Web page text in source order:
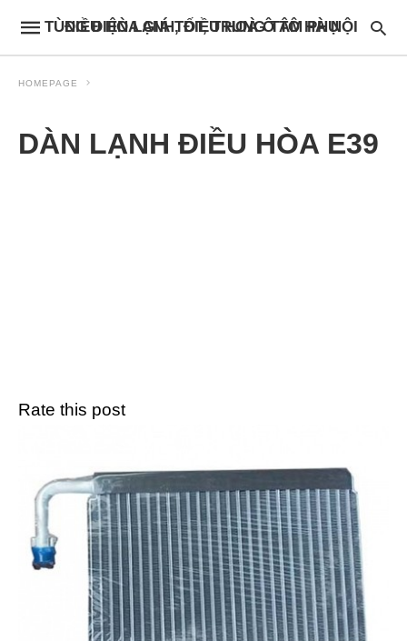
ĐIỀU HÒA GIÁ TỐT, TRUNG TÂM PHỤ TÙNG ĐIỆN LẠNH, ĐIỀU HOÀ Ô TÔ HÀ NỘI
HOMEPAGE
DÀN LẠNH ĐIỀU HÒA E39
Rate this post